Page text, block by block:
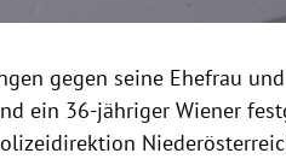
gegen seine Ehefrau
ein 36-jähriger Wiener